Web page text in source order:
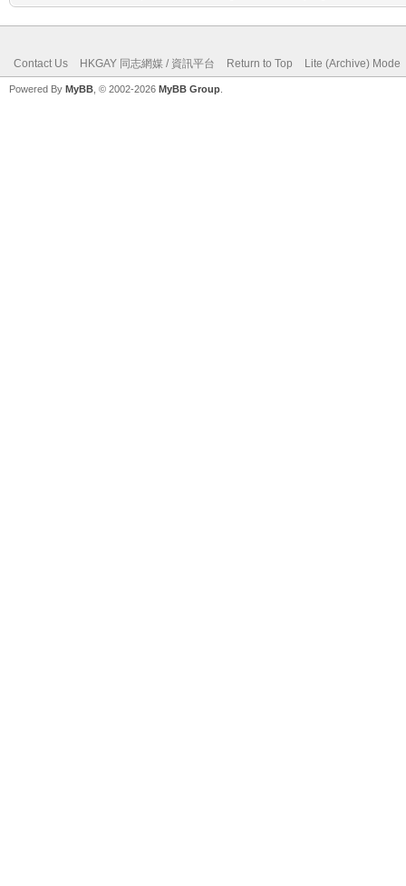
Contact Us HKGAY 同志網媒 / 資訊平台 Return to Top Lite (Archive) Mode
Powered By MyBB , © 2002-2026 MyBB Group